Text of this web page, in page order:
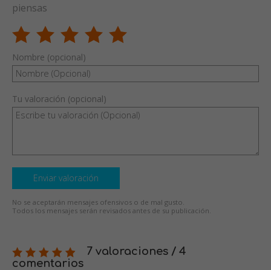
piensas
Nombre (opcional)
Tu valoración (opcional)
Enviar valoración
No se aceptarán mensajes ofensivos o de mal gusto.
Todos los mensajes serán revisados antes de su publicación.
7 valoraciones / 4
comentarios